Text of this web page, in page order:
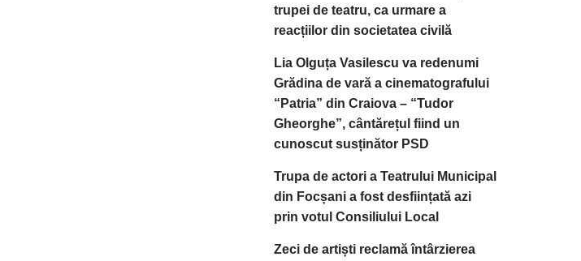
trupei de teatru, ca urmare a
reacțiilor din societatea civilă
Lia Olguța Vasilescu va redenumi
Grădina de vară a cinematografului
“Patria” din Craiova – “Tudor
Gheorghe”, cântărețul fiind un
cunoscut susținător PSD
Trupa de actori a Teatrului Municipal
din Focșani a fost desființată azi
prin votul Consiliului Local
Zeci de artiști reclamă întârzierea